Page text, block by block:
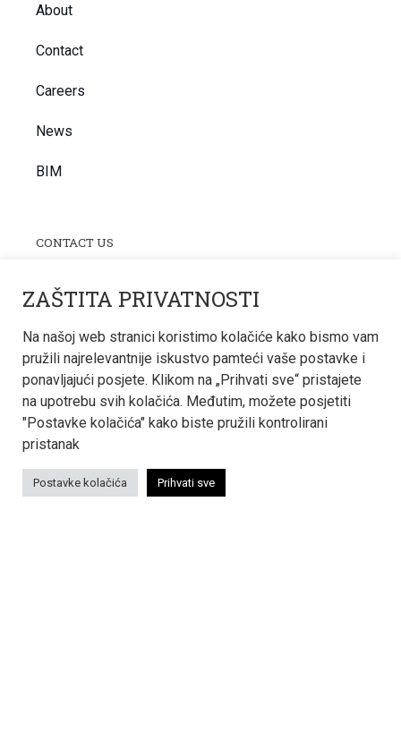
About
Contact
Careers
News
BIM
CONTACT US
Hvarska 1C, 10000 Zagreb, Croatia
+385 1 6180 233
SIGN UP FOR NEWSLETTER
For the latest information about our work, sign up for
our newsletter.
ZAŠTITA PRIVATNOSTI
Na našoj web stranici koristimo kolačiće kako bismo vam
pružili najrelevantnije iskustvo pamteći vaše postavke i
ponavljajući posjete. Klikom na „Prihvati sve“ pristajete
na upotrebu svih kolačića. Međutim, možete posjetiti
"Postavke kolačića" kako biste pružili kontrolirani
pristanak
Postavke kolačića Prihvati sve